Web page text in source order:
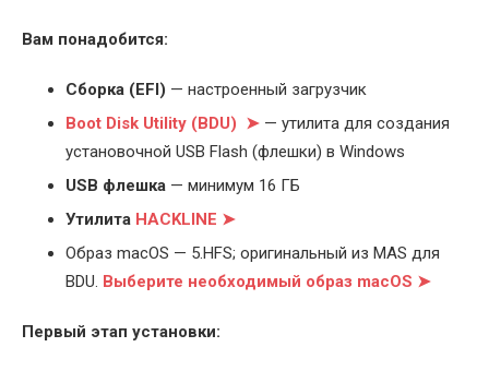
Вам понадобится:
Cборка (EFI) — настроенный загрузчик
Boot Disk Utility (BDU) ➤ — утилита для создания
установочной USB Flash (флешки) в Windows
USB флешка — минимум 16 ГБ
Утилита HACKLINE ➤
Образ macOS — 5.HFS; оригинальный из MAS для
BDU. Выберите необходимый образ macOS ➤
Первый этап установки: